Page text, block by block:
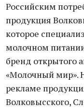
Российским
продукция
которое
молочном
бренд открытого
«Молочный мир».
рекламе
Волковысского,